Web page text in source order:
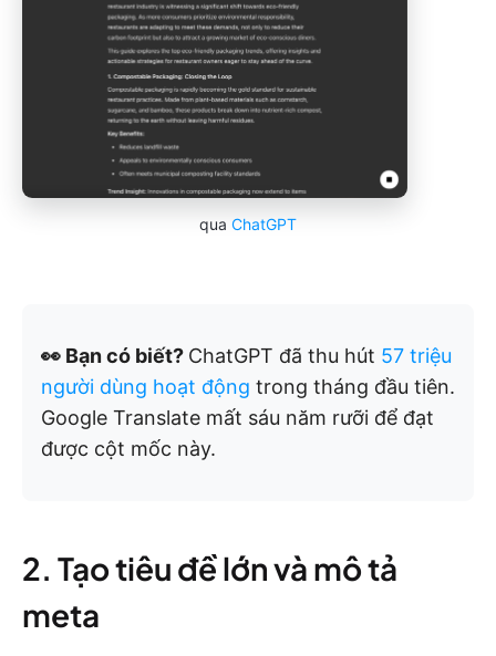
qua ChatGPT
👀 Bạn có biết? ChatGPT đã thu hút 57 triệu
người dùng hoạt động trong tháng đầu tiên.
Google Translate mất sáu năm rưỡi để đạt
được cột mốc này.
2. Tạo tiêu đề lớn và mô tả
meta